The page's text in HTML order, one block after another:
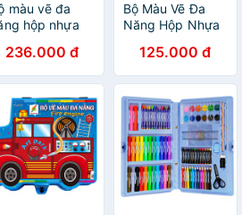
màu vẽ đa
hộp nhựa
236.000 đ
Bộ Màu Vẽ Đa
Năng Hộp Nhựa
125.000 đ